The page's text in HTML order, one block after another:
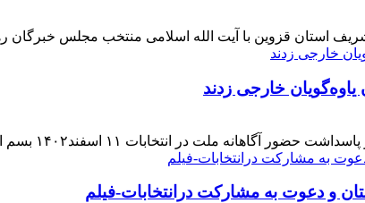
استان قزوین با آیت الله اسلامی منتخب مجلس خبرگان
خارجی زدند
۱۱ اسفند۱۴۰۲ بسم الله الرحمن الرحیم بار دیگر حضور حماسی [ ... ]
و دعوت به مشارکت درانتخابات-فیلم